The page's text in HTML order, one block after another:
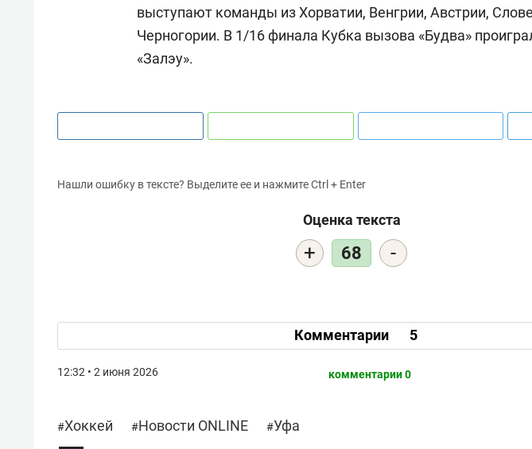
выступают команды из Хорватии, Венгрии, Австрии,
Черногории. В 1/16 финала Кубка вызова «Будва»
«Залэу».
Нашли ошибку в тексте? Выделите ее и нажмите Ctrl + Enter
Оценка текста
+ 68 -
Комментарии 5
12:32 • 2 июня 2026 комментарии 0
#Хоккей #Новости ONLINE #Уфа